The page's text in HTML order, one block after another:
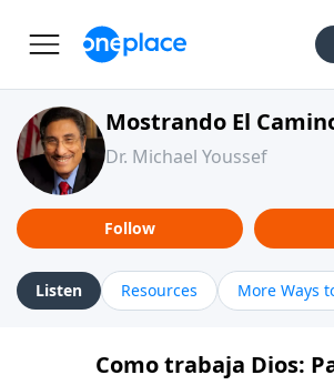
Mostrando El
Dr. Michael Youssef
Follow
Listen Resources More Ways
Como trabaja Dios: